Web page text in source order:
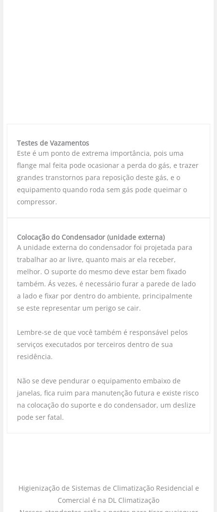
Testes de Vazamentos
Este é um ponto de extrema importância, pois uma
flange mal feita pode ocasionar a perda do gás, e trazer
grandes transtornos para reposição deste gás, e o
equipamento quando roda sem gás pode queimar o
compressor.
Colocação do Condensador (unidade externa)
A unidade externa do condensador foi projetada para
trabalhar ao ar livre, quanto mais ar ela receber,
melhor. O suporte do mesmo deve estar bem fixado
também. Ás vezes, é necessário furar a parede de lado
a lado e fixar por dentro do ambiente, principalmente
se este representar um perigo se cair.
Lembre-se de que você também é responsável pelos
serviços executados por terceiros dentro de sua
residência.
Não se deve pendurar o equipamento embaixo de
janelas, fica ruim para manutenção futura e existe risco
na colocação do suporte e do condensador, um deslize
pode ser fatal.
Higienização de Sistemas de Climatização Residencial e
Comercial é na DL Climatização